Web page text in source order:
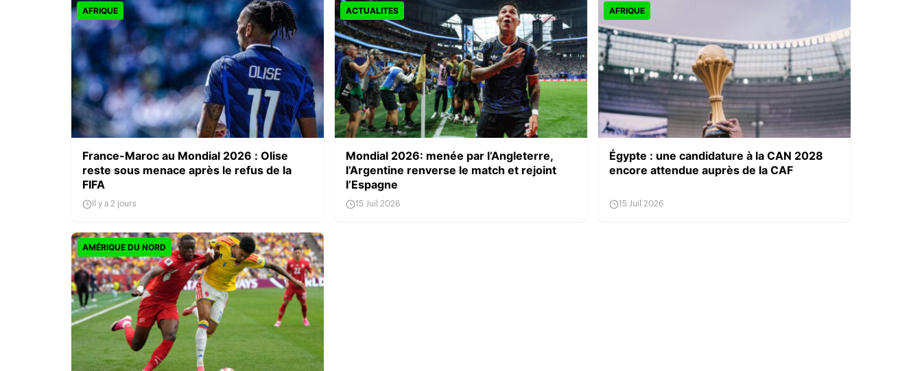
AFRIQUE
France-Maroc au Mondial 2026 : Olise
reste sous menace après le refus de la
FIFA
Il y a 2 jours
ACTUALITES
Mondial 2026: menée par l’Angleterre,
l’Argentine renverse le match et rejoint
l’Espagne
15 Juil 2026
AFRIQUE
Égypte : une candidature à la CAN 2028
encore attendue auprès de la CAF
15 Juil 2026
AMÉRIQUE DU NORD